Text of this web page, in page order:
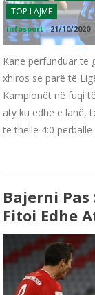
TOP LAJME
infosport -21/10/2020
Kanë përfunduar të
xhiros së parë të
Kampionët në fuqi
aty ku edhe e lanë,
të thellë 4:0
Bajerni Pas
Fitoi Edhe